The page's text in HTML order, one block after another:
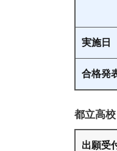
実施日
合格発
都立高
出願受